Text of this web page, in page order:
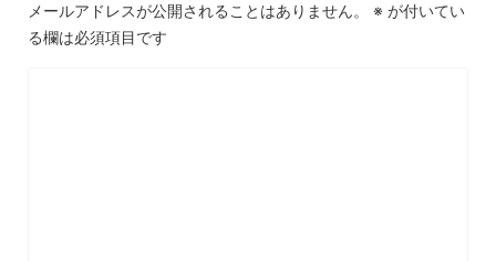
メールアドレスが公開されることはありません。 ※ が付いてい
る欄は必須項目です